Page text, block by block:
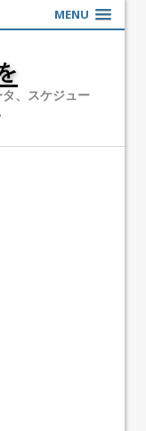
MENU
、スケジュー